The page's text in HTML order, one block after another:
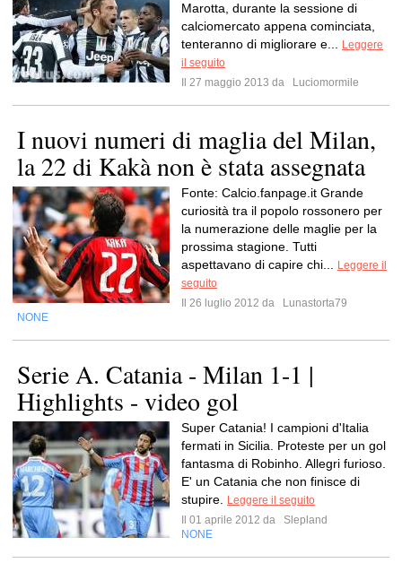
Marotta, durante la sessione di
calciomercato appena cominciata,
tenteranno di migliorare e...
Leggere
il seguito
Il 27 maggio 2013 da
Luciomormile
I nuovi numeri di maglia del Milan,
la 22 di Kakà non è stata assegnata
Fonte: Calcio.fanpage.it Grande
curiosità tra il popolo rossonero per
la numerazione delle maglie per la
prossima stagione. Tutti
aspettavano di capire chi...
Leggere il
seguito
Il 26 luglio 2012 da
Lunastorta79
NONE
Serie A. Catania - Milan 1-1 |
Highlights - video gol
Super Catania! I campioni d'Italia
fermati in Sicilia. Proteste per un gol
fantasma di Robinho. Allegri furioso.
E' un Catania che non finisce di
stupire.
Leggere il seguito
Il 01 aprile 2012 da
Slepland
NONE